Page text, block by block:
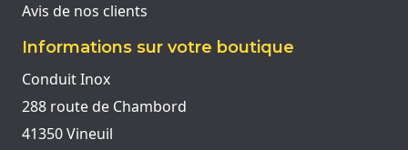
Avis de nos clients
Informations sur votre boutique
Conduit Inox
288 route de Chambord
41350 Vineuil